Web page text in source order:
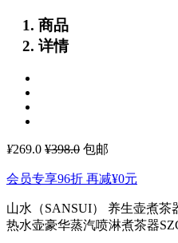
商品
详情
¥269.0 ¥398.0 包邮
会员专享96折 再减¥0元
山水（SANSUI） 养生壶煮
热水壶豪华蒸汽喷淋煮茶器